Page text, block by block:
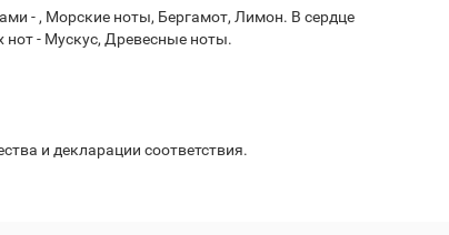
- , Морские ноты, Бергамот, Лимон. В сердце
- Мускус, Древесные ноты.
и декларации соответствия.